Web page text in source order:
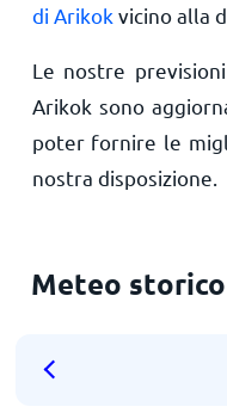
di Arikok vicino alla
Le nostre
Arikok sono
poter fornire le
nostra disposizione.
Meteo